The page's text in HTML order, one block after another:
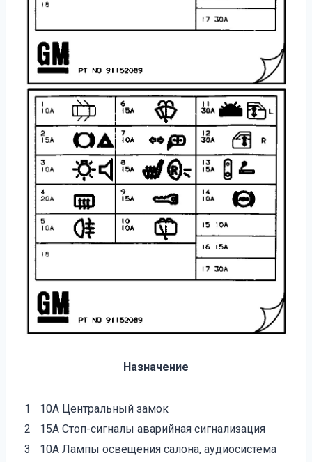
Назначение
1
10A Центральный замок
2
15А Стоп-сигналы аварийная сигнализация
3
10A Лампы освещения салона, аудиосистема